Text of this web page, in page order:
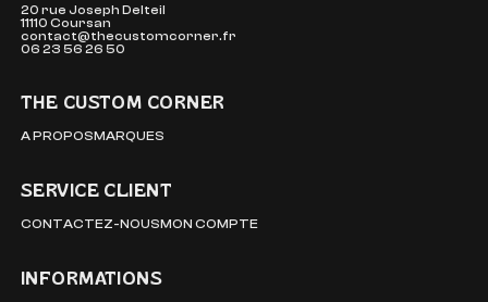
20 rue Joseph Delteil
11110 Coursan
contact@thecustomcorner.fr
06 23 56 26 50
THE CUSTOM CORNER
A PROPOSMARQUES
SERVICE CLIENT
CONTACTEZ-NOUSMON COMPTE
INFORMATIONS